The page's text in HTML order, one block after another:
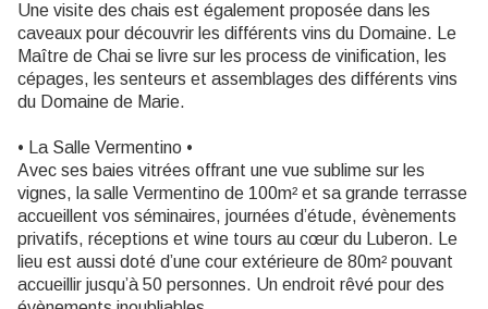
Une visite des chais est également proposée dans les
caveaux pour découvrir les différents vins du Domaine. Le
Maître de Chai se livre sur les process de vinification, les
cépages, les senteurs et assemblages des différents vins
du Domaine de Marie.
• La Salle Vermentino •
Avec ses baies vitrées offrant une vue sublime sur les
vignes, la salle Vermentino de 100m² et sa grande terrasse
accueillent vos séminaires, journées d’étude, évènements
privatifs, réceptions et wine tours au cœur du Luberon. Le
lieu est aussi doté d’une cour extérieure de 80m² pouvant
accueillir jusqu’à 50 personnes. Un endroit rêvé pour des